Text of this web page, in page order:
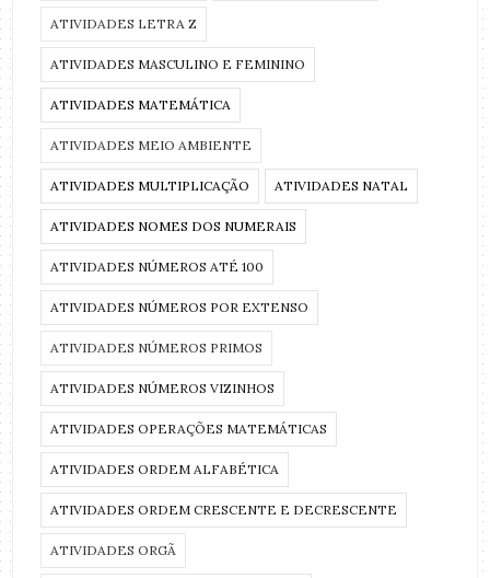
ATIVIDADES LETRA Z
ATIVIDADES MASCULINO E FEMININO
ATIVIDADES MATEMÁTICA
ATIVIDADES MEIO AMBIENTE
ATIVIDADES MULTIPLICAÇÃO ATIVIDADES NATAL
ATIVIDADES NOMES DOS NUMERAIS
ATIVIDADES NÚMEROS ATÉ 100
ATIVIDADES NÚMEROS POR EXTENSO
ATIVIDADES NÚMEROS PRIMOS
ATIVIDADES NÚMEROS VIZINHOS
ATIVIDADES OPERAÇÕES MATEMÁTICAS
ATIVIDADES ORDEM ALFABÉTICA
ATIVIDADES ORDEM CRESCENTE E DECRESCENTE
ATIVIDADES ORGÃ